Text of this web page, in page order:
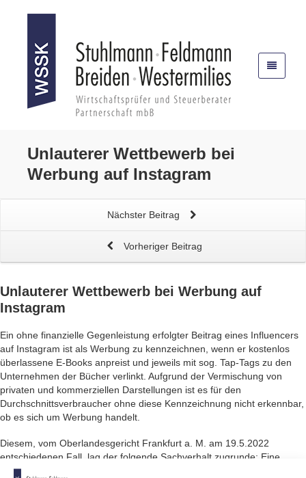
Unlauterer Wettbewerb bei
Werbung auf Instagram
Nächster Beitrag
Vorheriger Beitrag
Unlauterer Wettbewerb bei Werbung auf
Instagram
Ein ohne finanzielle Gegenleistung erfolgter Beitrag eines Influencers
auf Instagram ist als Werbung zu kennzeichnen, wenn er kostenlos
überlassene E-Books anpreist und jeweils mit sog. Tap-Tags zu den
Unternehmen der Bücher verlinkt. Aufgrund der Vermischung von
privaten und kommerziellen Darstellungen ist es für den
Durchschnittsverbraucher ohne diese Kennzeichnung nicht erkennbar,
ob es sich um Werbung handelt.
Diesem, vom Oberlandesgericht Frankfurt a. M. am 19.5.2022
entschiedenen Fall, lag der folgende Sachverhalt zugrunde: Eine
Influencerin betrieb auf Instagram ein Nutzerprofil mit mehr als einer